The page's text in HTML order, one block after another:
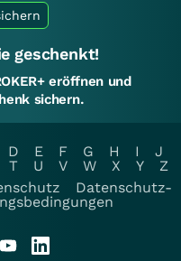
geschenkt!
eröffnen und
sichern.
D E F G H I
J
T U V W X Y
Z
Datenschutz-